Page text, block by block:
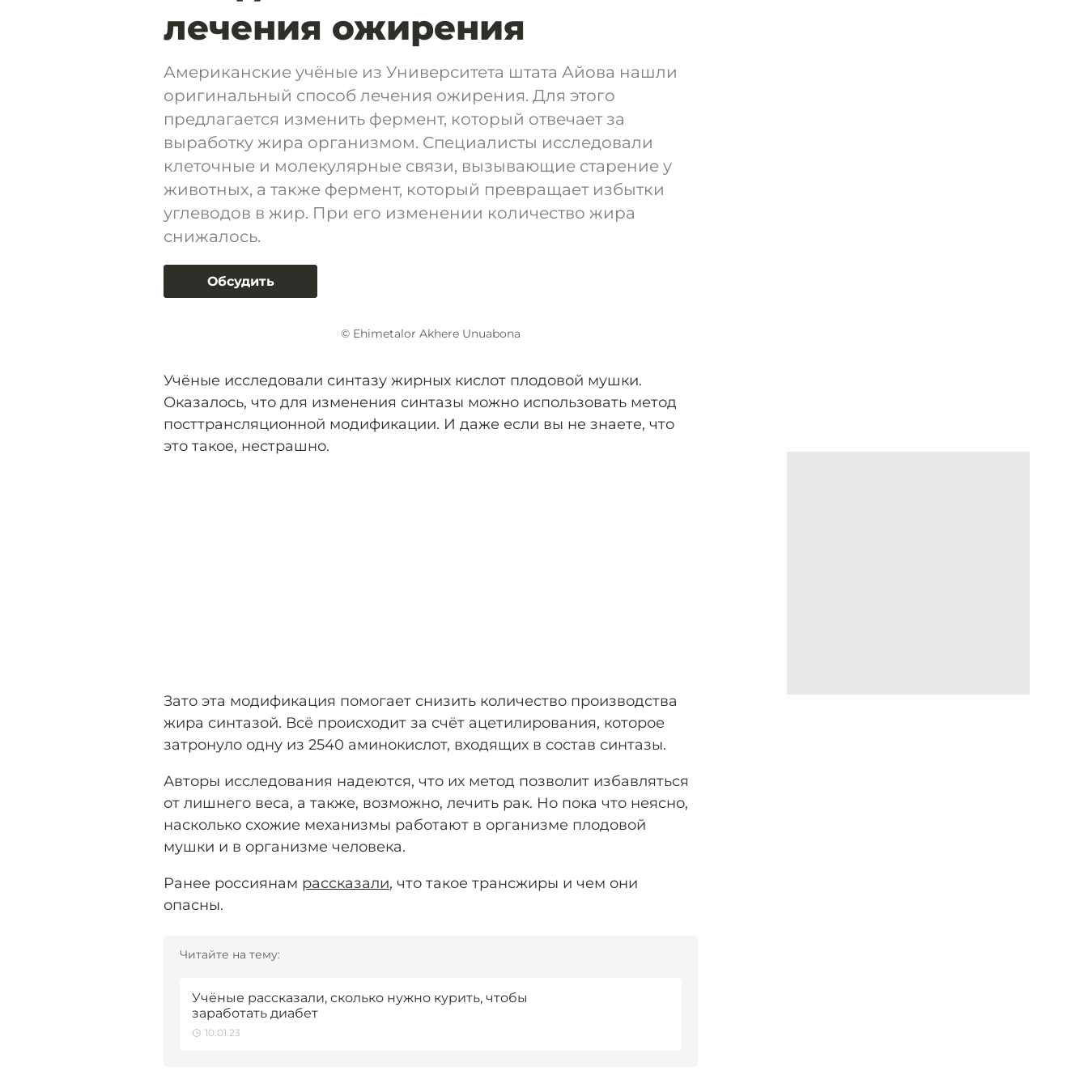
лечения ожирения
Американские учёные из Университета штата Айова нашли
оригинальный способ лечения ожирения. Для этого
предлагается изменить фермент, который отвечает за
выработку жира организмом. Специалисты исследовали
клеточные и молекулярные связи, вызывающие старение у
животных, а также фермент, который превращает избытки
углеводов в жир. При его изменении количество жира
снижалось.
Обсудить
© Ehimetalor Akhere Unuabona
Учёные исследовали синтазу жирных кислот плодовой мушки.
Оказалось, что для изменения синтазы можно использовать метод
посттрансляционной модификации. И даже если вы не знаете, что
это такое, нестрашно.
Зато эта модификация помогает снизить количество производства
жира синтазой. Всё происходит за счёт ацетилирования, которое
затронуло одну из 2540 аминокислот, входящих в состав синтазы.
Авторы исследования надеются, что их метод позволит избавляться
от лишнего веса, а также, возможно, лечить рак. Но пока что неясно,
насколько схожие механизмы работают в организме плодовой
мушки и в организме человека.
Ранее россиянам рассказали, что такое трансжиры и чем они
опасны.
Читайте на тему:
Учёные рассказали, сколько нужно курить, чтобы
заработать диабет
10.01.23